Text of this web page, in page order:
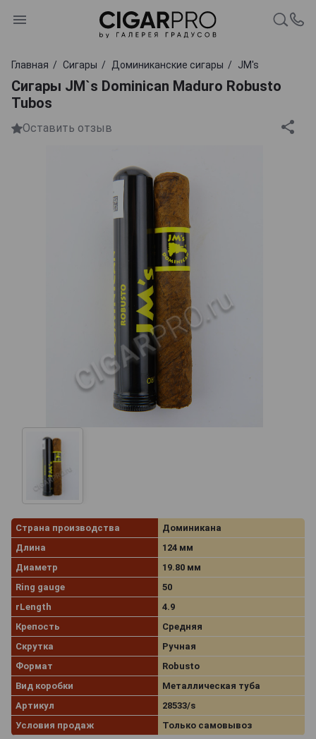
Главная Сигары Доминиканские сигары JM's
Сигары JM`s Dominican Maduro Robusto
Tubos
Оставить отзыв
Страна производства
Доминикана
Длина
124 мм
Диаметр
19.80 мм
Ring gauge
50
rLength
4.9
Крепость
Средняя
Скрутка
Ручная
Формат
Robusto
Вид коробки
Металлическая туба
Артикул
28533/s
Условия продаж
Только самовывоз